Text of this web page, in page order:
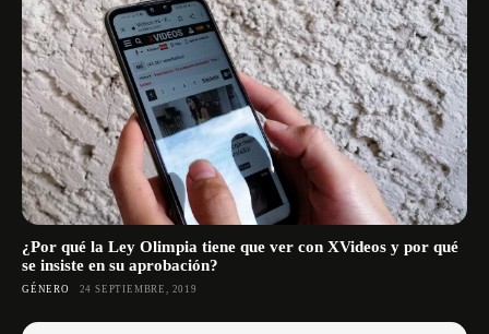
¿Por qué la Ley Olimpia tiene que ver con XVideos y por qué
se insiste en su aprobación?
GÉNERO 24 SEPTIEMBRE, 2019